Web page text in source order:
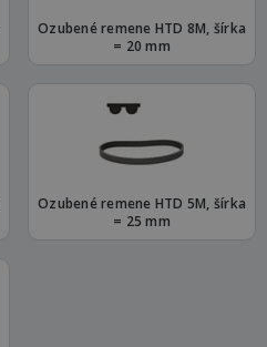
Ozubené remene HTD 8M, šírka
= 20 mm
Ozubené remene HTD 5M, šírka
= 25 mm